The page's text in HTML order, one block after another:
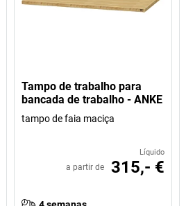
Tampo de trabalho para
bancada de trabalho - ANKE
tampo de faia maciça
Líquido
a partir de 315,- €